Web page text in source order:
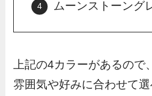
ムーンストーング
上記の4カラーがあるので
雰囲気や好みに合わせて